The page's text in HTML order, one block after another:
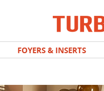
FOYERS & INSERTS